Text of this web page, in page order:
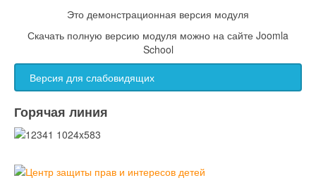
Это демонстрационная версия модуля
Скачать полную версию модуля можно на сайте Joomla
School
Версия для слабовидящих
Горячая линия